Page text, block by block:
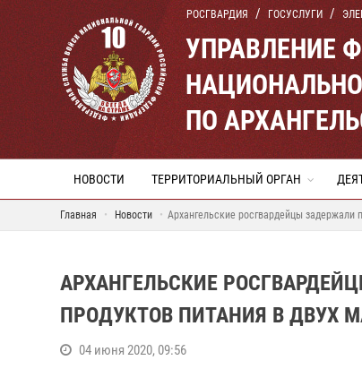
РОСГВАРДИЯ ГОСУСЛУГИ
УПРАВЛЕНИЕ
ПО
НОВОСТИ ТЕРРИТОРИАЛЬНЫЙ ОРГАН
Главная Новости Архангельские росгвардейцы задержали
АРХАНГЕЛЬСКИЕ
ПРОДУКТОВ ПИТАНИЯ В ДВУХ
04 июня 2020, 09:56